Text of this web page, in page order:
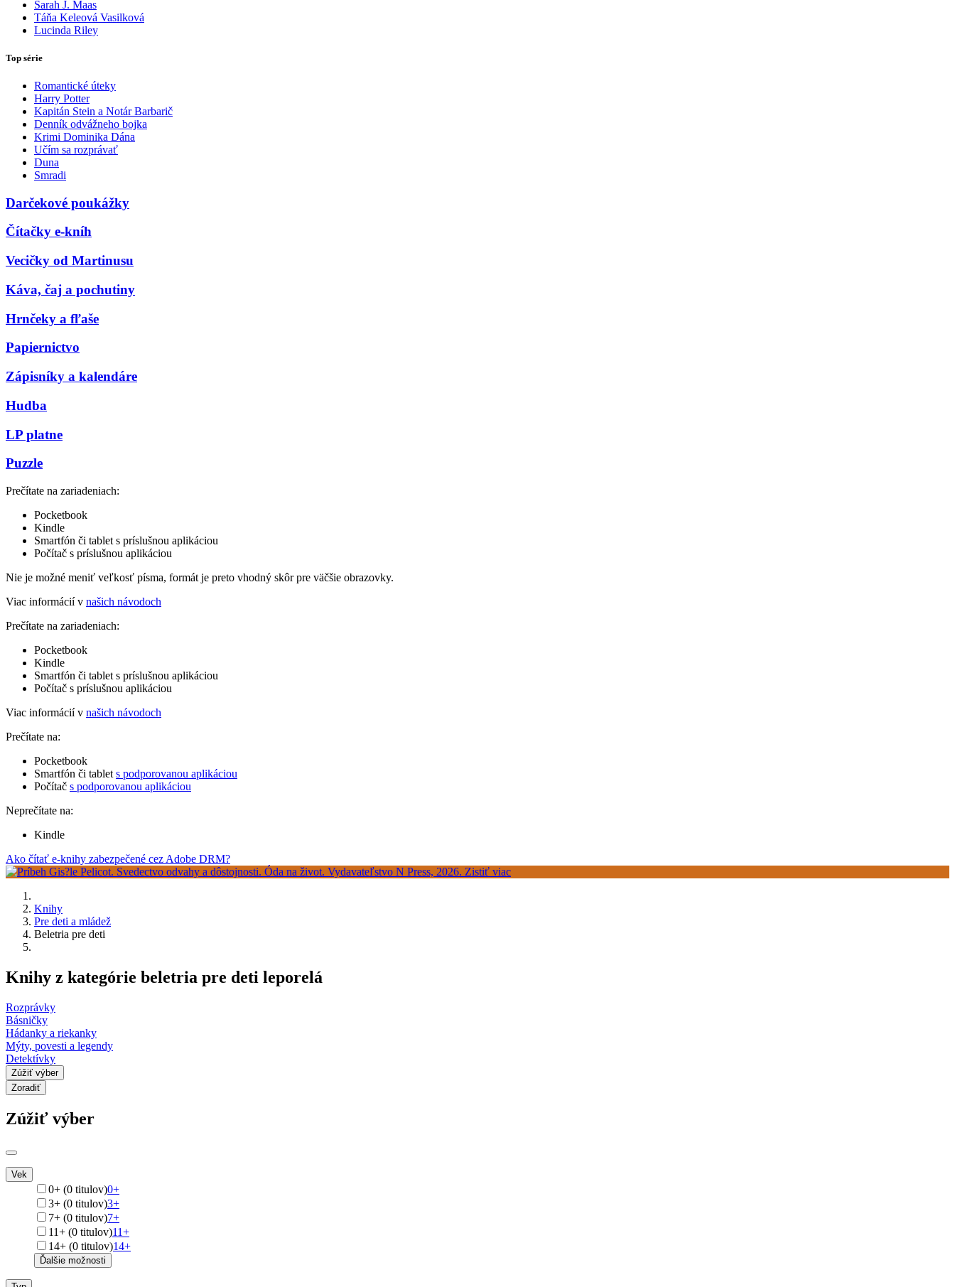
Sarah J. Maas
Táňa Keleová Vasilková
Lucinda Riley
Top série
Romantické úteky
Harry Potter
Kapitán Stein a Notár Barbarič
Denník odvážneho bojka
Krimi Dominika Dána
Učím sa rozprávať
Duna
Smradi
Darčekové poukážky
Čítačky e-kníh
Vecičky od Martinusu
Káva, čaj a pochutiny
Hrnčeky a fľaše
Papiernictvo
Zápisníky a kalendáre
Hudba
LP platne
Puzzle
Prečítate na zariadeniach:
Pocketbook
Kindle
Smartfón či tablet s príslušnou aplikáciou
Počítač s príslušnou aplikáciou
Nie je možné meniť veľkosť písma, formát je preto vhodný skôr pre väčšie obrazovky.
Viac informácií v našich návodoch
Prečítate na zariadeniach:
Pocketbook
Kindle
Smartfón či tablet s príslušnou aplikáciou
Počítač s príslušnou aplikáciou
Viac informácií v našich návodoch
Prečítate na:
Pocketbook
Smartfón či tablet s podporovanou aplikáciou
Počítač s podporovanou aplikáciou
Neprečítate na:
Kindle
Ako čítať e-knihy zabezpečené cez Adobe DRM?
Knihy
Pre deti a mládež
Beletria pre deti
Knihy z kategórie beletria pre deti leporelá
Rozprávky
Básničky
Hádanky a riekanky
Mýty, povesti a legendy
Detektívky
Zúžiť výber
Zoradiť
Zúžiť výber
Vek
0+ (0 titulov)0+
3+ (0 titulov)3+
7+ (0 titulov)7+
11+ (0 titulov)11+
14+ (0 titulov)14+
Ďalšie možnosti